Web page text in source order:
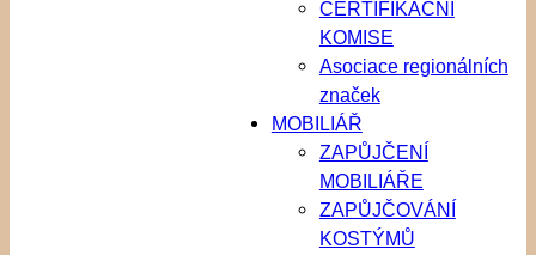
CERTIFIKAČNÍ
KOMISE
Asociace regionálních
značek
MOBILIÁŘ
ZAPŮJČENÍ
MOBILIÁŘE
ZAPŮJČOVÁNÍ
KOSTÝMŮ